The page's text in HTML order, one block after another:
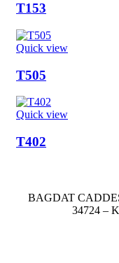
T153
Quick view
T505
Quick view
T402
BAGDAT
34724 –